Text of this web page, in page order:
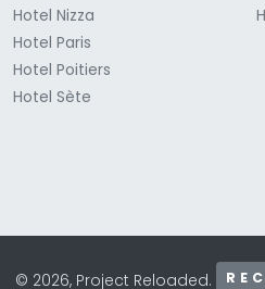
Hotel Nizza
Hotel Paris
Hotel Poitiers
Hotel Sète
© 2026, Project Reloaded.